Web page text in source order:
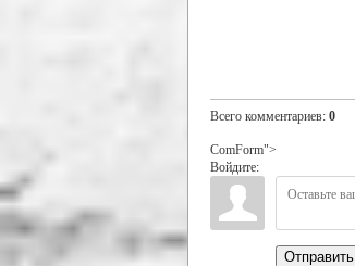
Всего комментариев: 0
ComForm">
Войдите:
Отправить